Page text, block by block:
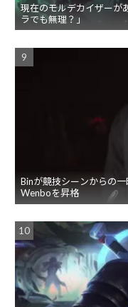
現在のモルデカイザーが
ラでも無理？」
Binが競技シーンからの
Wenboを昇格